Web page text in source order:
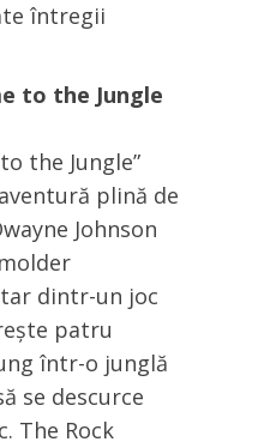
întregii
to the Jungle
the Jungle”
plină de
Johnson
dintr-un joc
patru
într-o junglă
se descurce
The Rock